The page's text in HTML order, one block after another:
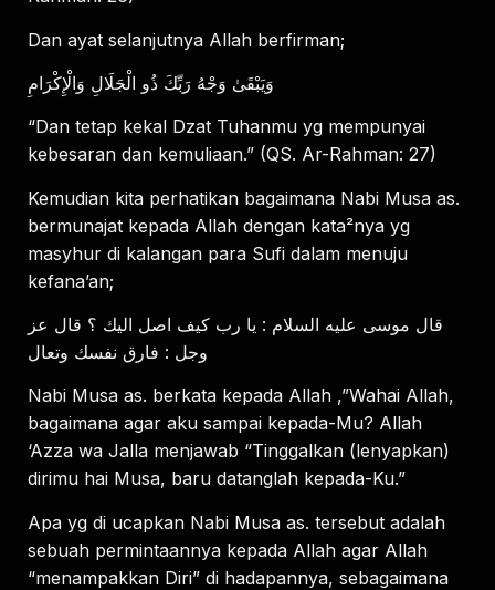
Dan ayat selanjutnya Allah berfirman;
وَيَبْقَىٰ وَجْهُ رَبِّكَ ذُو الْجَلَالِ وَالْإِكْرَامِ
“Dan tetap kekal Dzat Tuhanmu yg mempunyai
kebesaran dan kemuliaan.” (QS. Ar-Rahman: 27)
Kemudian kita perhatikan bagaimana Nabi Musa as.
bermunajat kepada Allah dengan kata²nya yg
masyhur di kalangan para Sufi dalam menuju
kefana’an;
قال موسى عليه السلام : يا رب كيف اصل اليك ؟ قال عز
وجل : فارق نفسك وتعال
Nabi Musa as. berkata kepada Allah ,”Wahai Allah,
bagaimana agar aku sampai kepada-Mu? Allah
‘Azza wa Jalla menjawab “Tinggalkan (lenyapkan)
dirimu hai Musa, baru datanglah kepada-Ku.”
Apa yg di ucapkan Nabi Musa as. tersebut adalah
sebuah permintaannya kepada Allah agar Allah
“menampakkan Diri” di hadapannya, sebagaimana